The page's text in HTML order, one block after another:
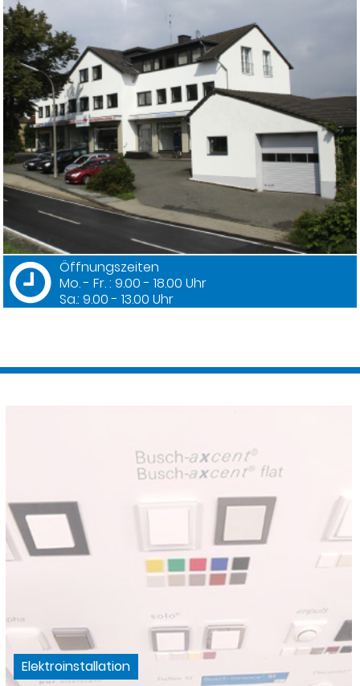
Öffnungszeiten
Mo. - Fr. : 9.00 - 18.00 Uhr
Sa.: 9.00 - 13.00 Uhr
Elektroinstallation